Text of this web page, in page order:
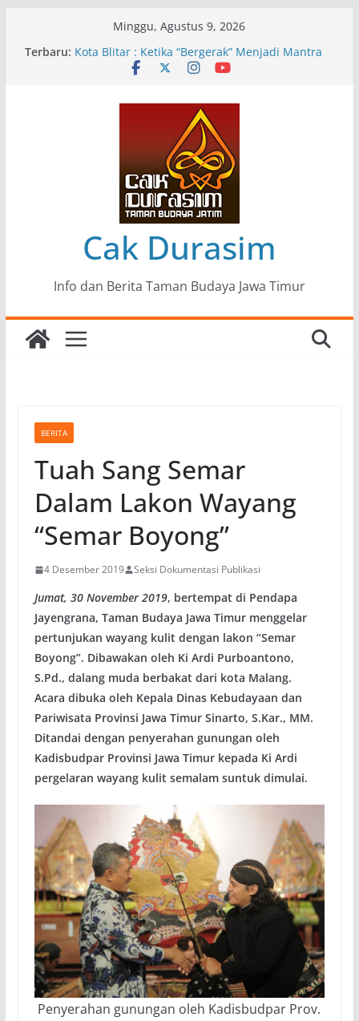
Minggu, Agustus 9, 2026
Terbaru: Pameran Lukisan Komunitas Patria Seni Rupa
Kota Blitar : Ketika “Bergerak” Menjadi Mantra
Mengupas Sunyi dan Luka di Balik “Samaleak”
Menjaga Marwah Seni dan Budaya: Catatan
Kunjungan Kerja Ir. Bambang Haryo Soekartono
(BHS) Anggota DPR RI ke Taman Budaya Jawa
Pameran Tunggal 35 Karya Agus Koecink
“Tumbang Tambang”, Ungkapan Kritis Tentang
Derita Pekerja Pertambangan
Cak Durasim
Info dan Berita Taman Budaya Jawa Timur
BERITA
Tuah Sang Semar
Dalam Lakon Wayang
“Semar Boyong”
4 Desember 2019 Seksi Dokumentasi Publikasi
Jumat, 30 November 2019, bertempat di Pendapa
Jayengrana, Taman Budaya Jawa Timur menggelar
pertunjukan wayang kulit dengan lakon “Semar
Boyong”. Dibawakan oleh Ki Ardi Purboantono,
S.Pd., dalang muda berbakat dari kota Malang.
Acara dibuka oleh Kepala Dinas Kebudayaan dan
Pariwisata Provinsi Jawa Timur Sinarto, S.Kar., MM.
Ditandai dengan penyerahan gunungan oleh
Kadisbudpar Provinsi Jawa Timur kepada Ki Ardi
pergelaran wayang kulit semalam suntuk dimulai.
Penyerahan gunungan oleh Kadisbudpar Prov.